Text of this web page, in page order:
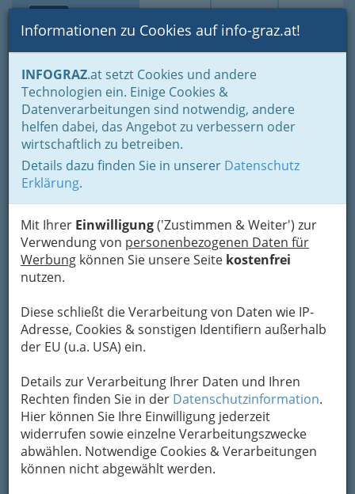
Suche Login Toggle
Informationen zu Cookies auf info-graz.at!
INFOGRAZ.at setzt Cookies und andere
Technologien ein. Einige Cookies &
Datenverarbeitungen sind notwendig, andere
helfen dabei, das Angebot zu verbessern oder
wirtschaftlich zu betreiben.
Details dazu finden Sie in unserer Datenschutz
Erklärung.
Mit Ihrer Einwilligung('Zustimmen & Weiter') zur
Verwendung von personenbezogenen Daten für
Werbung können Sie unsere Seite kostenfrei
nutzen.
Diese schließt die Verarbeitung von Daten wie IP-
Adresse, Cookies & sonstigen Identifiern außerhalb
der EU (u.a. USA) ein.
Details zur Verarbeitung Ihrer Daten und Ihren
Rechten finden Sie in der Datenschutzinformation.
Hier können Sie Ihre Einwilligung jederzeit
widerrufen sowie einzelne Verarbeitungszwecke
abwählen. Notwendige Cookies & Verarbeitungen
können nicht abgewählt werden.
Home Fotos Ausstellungen, Vernissagen - Galerien
Bilder aus Ausstellungen,
von Vernissagen und
Finissagen in Graz und
Umgebung
Sollten Sie hier zu keinem Ergebnis kommen:
Suchen Siein allen Bereichen der Foto-Alben
nach Bildernauf INFOGRAZ.at mit Google™-
Technik nach Bildern, Locations, Festivals,….
Fotos von der Ausstellung,
Vernissage oder Finissage -
Bildervielfalt / Skulpturen in Graz